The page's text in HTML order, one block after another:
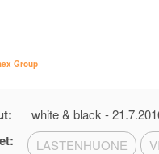
Group
white & black -
LASTENHUONE